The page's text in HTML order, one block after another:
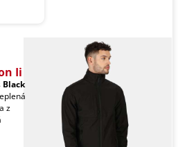
Ii
Black
z